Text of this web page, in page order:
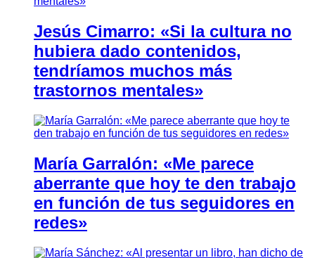
Jesús Cimarro: «Si la cultura no
hubiera dado contenidos,
tendríamos muchos más
trastornos mentales»
María Garralón: «Me parece
aberrante que hoy te den trabajo
en función de tus seguidores en
redes»